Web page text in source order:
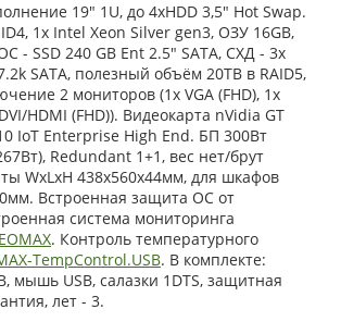
19" 1U, до 4xHDD 3,5" Hot Swap.
1x Intel Xeon Silver gen3, ОЗУ 16GB,
- SSD 240 GB Ent 2.5" SATA, СХД - 3x
SATA, полезный объём 20TB в RAID5,
2 мониторов (1x VGA (FHD), 1x
HDMI (FHD)). Видеокарта nVidia GT
IoT Enterprise High End. БП 300Вт
Redundant 1+1, вес нет/брут
WxLxH 438x560x44мм, для шкафов
Встроенная защита ОС от
система мониторинга
. Контроль температурного
TempControl.USB. В комплекте:
мышь USB, салазки 1DTS, защитная
лет - 3.